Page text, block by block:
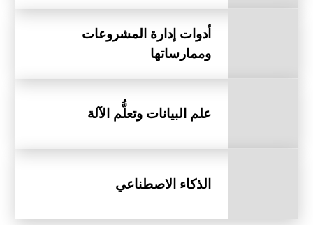
أدوات إدارة المشروعات
وممارساتها
علم البيانات وتعلُّم الآلة
الذكاء الاصطناعي